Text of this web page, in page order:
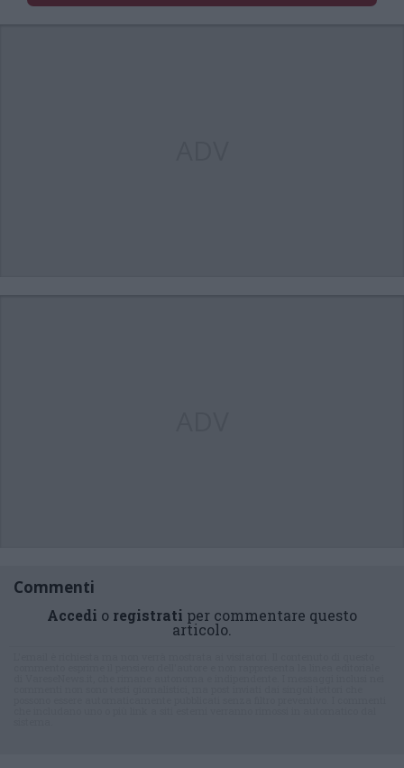
Commenti
Accedi o registrati per commentare questo
articolo.